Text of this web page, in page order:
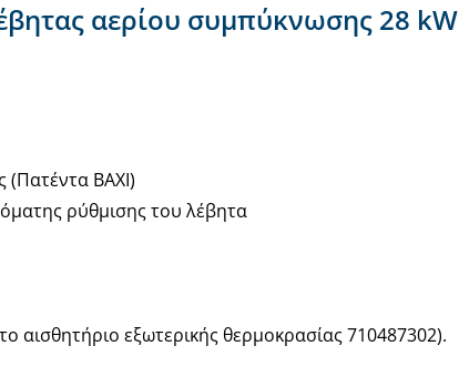
αερίου συμπύκνωσης 28 kW
(Πατέντα ΒΑΧΙ)
ρύθμισης του λέβητα
αισθητήριο εξωτερικής θερμοκρασίας 710487302).